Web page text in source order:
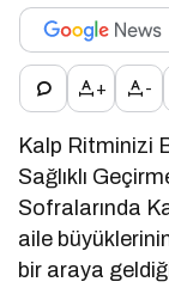
+ -
Kalp Ritminizi
Sağlıklı
Sofralarında
aile
bir araya